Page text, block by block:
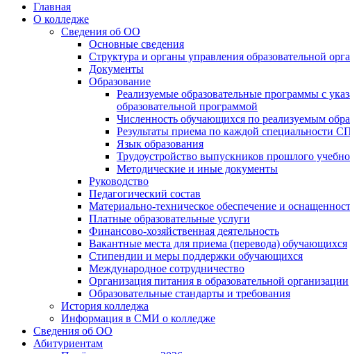
Главная
О колледже
Сведения об ОО
Основные сведения
Структура и органы управления образовательной
Документы
Образование
Реализуемые образовательные программы с
образовательной программой
Численность обучающихся по реализуемым
Результаты приема по каждой специальности
Язык образования
Трудоустройство выпускников прошлого
Методические и иные документы
Руководство
Педагогический состав
Материально-техническое обеспечение и
Платные образовательные услуги
Финансово-хозяйственная деятельность
Вакантные места для приема (перевода) обучающихся
Стипендии и меры поддержки обучающихся
Международное сотрудничество
Организация питания в образовательной организации
Образовательные стандарты и требования
История колледжа
Информация в СМИ о колледже
Сведения об ОО
Абитуриентам